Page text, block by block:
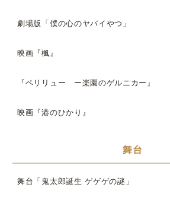
劇場版「僕の心のヤバイやつ」
映画『楓』
『ペリリュー ー楽園のゲルニカー』
映画『港のひかり』
舞台
舞台「鬼太郎誕生 ゲゲゲの謎」